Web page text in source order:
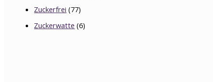
Zuckerfrei (77)
Zuckerwatte (6)